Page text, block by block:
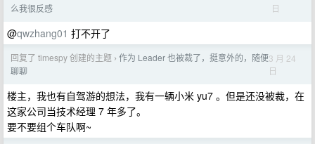
么我很反感
日
@qwzhang01 打不开了
回复了 timespy 创建的主题 › 作为 Leader 也被裁了，挺意外的，随便
聊聊
3 月 24
日
楼主，我也有自驾游的想法，我有一辆小米 yu7 。但是还没被裁，在
这家公司当技术经理 7 年多了。
要不要组个车队啊~